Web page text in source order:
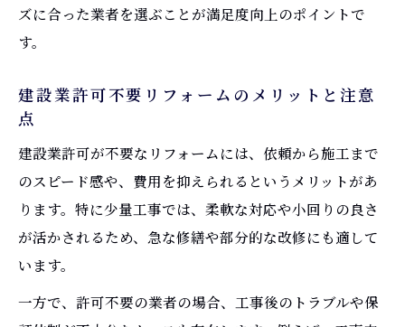
ズに合った業者を選ぶことが満足度向上のポイントで
す。
建設業許可不要リフォームのメリットと注意
点
建設業許可が不要なリフォームには、依頼から施工まで
のスピード感や、費用を抑えられるというメリットがあ
ります。特に少量工事では、柔軟な対応や小回りの良さ
が活かされるため、急な修繕や部分的な改修にも適して
います。
一方で、許可不要の業者の場合、工事後のトラブルや保